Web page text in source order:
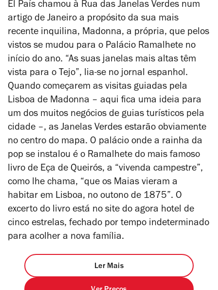
4
El País chamou à Rua das Janelas Verdes num
artigo de Janeiro a propósito da sua mais
recente inquilina, Madonna, a própria, que pelos
vistos se mudou para o Palácio Ramalhete no
início do ano. “As suas janelas mais altas têm
vista para o Tejo”, lia-se no jornal espanhol.
Quando começarem as visitas guiadas pela
Lisboa de Madonna – aqui fica uma ideia para
um dos muitos negócios de guias turísticos pela
cidade –, as Janelas Verdes estarão obviamente
no centro do mapa. O palácio onde a rainha da
pop se instalou é o Ramalhete do mais famoso
livro de Eça de Queirós, a “vivenda campestre”,
como lhe chama, “que os Maias vieram a
habitar em Lisboa, no outono de 1875”. O
excerto do livro está no site do agora hotel de
cinco estrelas, fechado por tempo indeterminado
para acolher a nova família.
Ler Mais